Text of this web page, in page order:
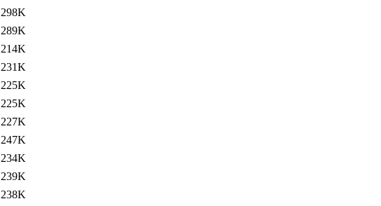
298K
289K
214K
231K
225K
225K
227K
247K
234K
239K
238K